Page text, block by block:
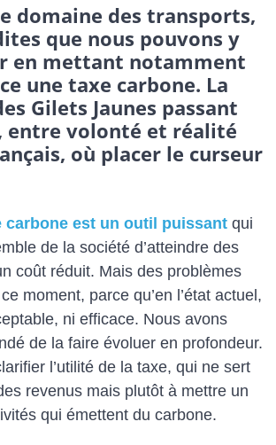
domaine des transports,
que nous pouvons y
en mettant notamment
une taxe carbone. La
Gilets Jaunes passant
entre volonté et réalité
où placer le curseur
carbone est un outil puissant qui
de la société d’atteindre des
coût réduit. Mais des problèmes
moment, parce qu’en l’état actuel,
ni efficace. Nous avons
de la faire évoluer en profondeur.
l’utilité de la taxe, qui ne sert
revenus mais plutôt à mettre un
qui émettent du carbone.